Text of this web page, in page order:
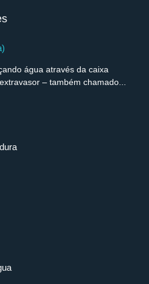
água através da caixa
– também chamado...